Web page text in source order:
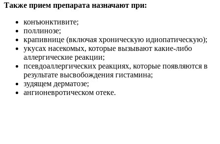
Также прием препарата назначают при:
конъюнктивите;
поллинозе;
крапивнице (включая хроническую идиопатическую);
укусах насекомых, которые вызывают какие-либо
аллергические реакции;
псевдоаллергических реакциях, которые появляются в
результате высвобождения гистамина;
зудящем дерматозе;
ангионевротическом отеке.